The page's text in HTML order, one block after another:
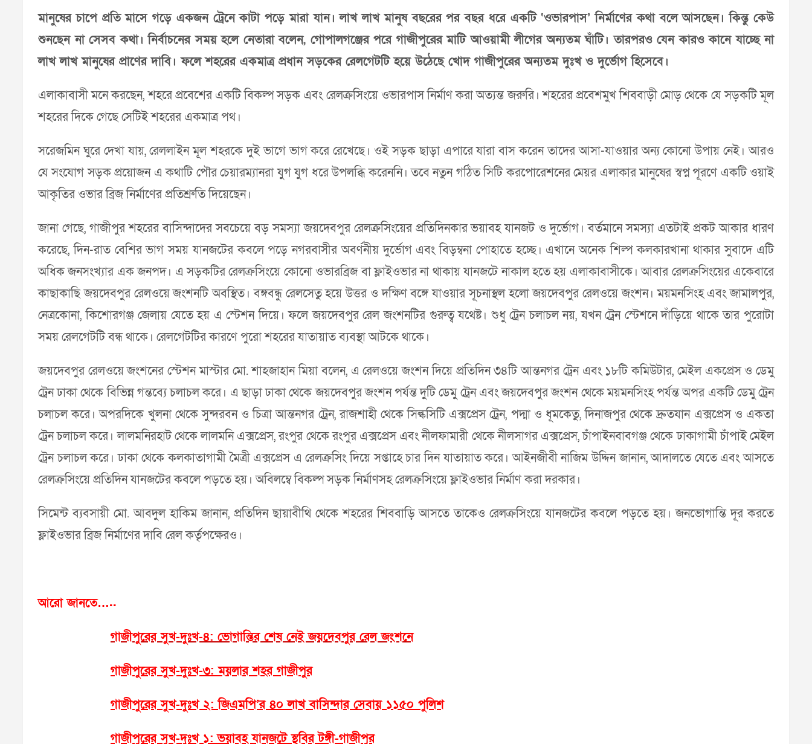
মানুষের চাপে প্রতি মাসে গড়ে একজন ট্রেনে কাটা পড়ে মারা যান। লাখ লাখ মানুষ বছরের পর বছর ধরে একটি ‘ওভারপাস’ নির্মাণের কথা বলে আসছেন। কিন্তু কেউ
শুনছেন না সেসব কথা। নির্বাচনের সময় হলে নেতারা বলেন, গোপালগঞ্জের পরে গাজীপুরের মাটি আওয়ামী লীগের অন্যতম ঘাঁটি। তারপরও যেন কারও কানে যাচ্ছে না
লাখ লাখ মানুষের প্রাণের দাবি। ফলে শহরের একমাত্র প্রধান সড়কের রেলগেটটি হয়ে উঠেছে খোদ গাজীপুরের অন্যতম দুঃখ ও দুর্ভোগ হিসেবে।
এলাকাবাসী মনে করছেন, শহরে প্রবেশের একটি বিকল্প সড়ক এবং রেলক্রসিংয়ে ওভারপাস নির্মাণ করা অত্যন্ত জরুরি। শহরের প্রবেশমুখ শিববাড়ী মোড় থেকে যে সড়কটি মূল
শহরের দিকে গেছে সেটিই শহরের একমাত্র পথ।
সরেজমিন ঘুরে দেখা যায়, রেললাইন মূল শহরকে দুই ভাগে ভাগ করে রেখেছে। ওই সড়ক ছাড়া এপারে যারা বাস করেন তাদের আসা-যাওয়ার অন্য কোনো উপায় নেই। আরও
যে সংযোগ সড়ক প্রয়োজন এ কথাটি পৌর চেয়ারম্যানরা যুগ যুগ ধরে উপলব্ধি করেননি। তবে নতুন গঠিত সিটি করপোরেশনের মেয়র এলাকার মানুষের স্বপ্ন পূরণে একটি ওয়াই
আকৃতির ওভার ব্রিজ নির্মাণের প্রতিশ্রুতি দিয়েছেন।
জানা গেছে, গাজীপুর শহরের বাসিন্দাদের সবচেয়ে বড় সমস্যা জয়দেবপুর রেলক্রসিংয়ের প্রতিদিনকার ভয়াবহ যানজট ও দুর্ভোগ। বর্তমানে সমস্যা এতটাই প্রকট আকার ধারণ
করেছে, দিন-রাত বেশির ভাগ সময় যানজটের কবলে পড়ে নগরবাসীর অবর্ণনীয় দুর্ভোগ এবং বিড়ম্বনা পোহাতে হচ্ছে। এখানে অনেক শিল্প কলকারখানা থাকার সুবাদে এটি
অধিক জনসংখ্যার এক জনপদ। এ সড়কটির রেলক্রসিংয়ে কোনো ওভারব্রিজ বা ফ্লাইওভার না থাকায় যানজটে নাকাল হতে হয় এলাকাবাসীকে। আবার রেলক্রসিংয়ের একেবারে
কাছাকাছি জয়দেবপুর রেলওয়ে জংশনটি অবস্থিত। বঙ্গবন্ধু রেলসেতু হয়ে উত্তর ও দক্ষিণ বঙ্গে যাওয়ার সূচনাস্থল হলো জয়দেবপুর রেলওয়ে জংশন। ময়মনসিংহ এবং জামালপুর,
নেত্রকোনা, কিশোরগঞ্জ জেলায় যেতে হয় এ স্টেশন দিয়ে। ফলে জয়দেবপুর রেল জংশনটির গুরুত্ব যথেষ্ট। শুধু ট্রেন চলাচল নয়, যখন ট্রেন স্টেশনে দাঁড়িয়ে থাকে তার পুরোটা
সময় রেলগেটটি বন্ধ থাকে। রেলগেটটির কারণে পুরো শহরের যাতায়াত ব্যবস্থা আটকে থাকে।
জয়দেবপুর রেলওয়ে জংশনের স্টেশন মাস্টার মো. শাহজাহান মিয়া বলেন, এ রেলওয়ে জংশন দিয়ে প্রতিদিন ৩৪টি আন্তনগর ট্রেন এবং ১৮টি কমিউটার, মেইল একপ্রেস ও ডেমু
ট্রেন ঢাকা থেকে বিভিন্ন গন্তব্যে চলাচল করে। এ ছাড়া ঢাকা থেকে জয়দেবপুর জংশন পর্যন্ত দুটি ডেমু ট্রেন এবং জয়দেবপুর জংশন থেকে ময়মনসিংহ পর্যন্ত অপর একটি ডেমু ট্রেন
চলাচল করে। অপরদিকে খুলনা থেকে সুন্দরবন ও চিত্রা আন্তনগর ট্রেন, রাজশাহী থেকে সিল্কসিটি এক্সপ্রেস ট্রেন, পদ্মা ও ধূমকেতু, দিনাজপুর থেকে দ্রুতযান এক্সপ্রেস ও একতা
ট্রেন চলাচল করে। লালমনিরহাট থেকে লালমনি এক্সপ্রেস, রংপুর থেকে রংপুর এক্সপ্রেস এবং নীলফামারী থেকে নীলসাগর এক্সপ্রেস, চাঁপাইনবাবগঞ্জ থেকে ঢাকাগামী চাঁপাই মেইল
ট্রেন চলাচল করে। ঢাকা থেকে কলকাতাগামী মৈত্রী এক্সপ্রেস এ রেলক্রসিং দিয়ে সপ্তাহে চার দিন যাতায়াত করে। আইনজীবী নাজিম উদ্দিন জানান, আদালতে যেতে এবং আসতে
রেলক্রসিংয়ে প্রতিদিন যানজটের কবলে পড়তে হয়। অবিলম্বে বিকল্প সড়ক নির্মাণসহ রেলক্রসিংয়ে ফ্লাইওভার নির্মাণ করা দরকার।
সিমেন্ট ব্যবসায়ী মো. আবদুল হাকিম জানান, প্রতিদিন ছায়াবীথি থেকে শহরের শিববাড়ি আসতে তাকেও রেলক্রসিংয়ে যানজটের কবলে পড়তে হয়। জনভোগান্তি দূর করতে
ফ্লাইওভার ব্রিজ নির্মাণের দাবি রেল কর্তৃপক্ষেরও।
আরো জানতে…..
গাজীপুরের সুখ-দুঃখ-৪: ভোগান্তির শেষ নেই জয়দেবপুর রেল জংশনে
গাজীপুরের সুখ-দুঃখ-৩: ময়লার শহর গাজীপুর
গাজীপুরের সুখ-দুঃখ ২: জিএমপি’র ৪০ লাখ বাসিন্দার সেবায় ১১৫০ পুলিশ
গাজীপুরের সুখ-দুঃখ ১: ভয়াবহ যানজটে স্থবির টঙ্গী-গাজীপুর